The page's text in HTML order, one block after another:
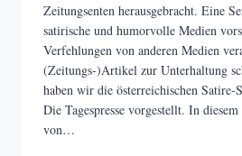
Zeitungsenten herausgebracht. Eine
satirische und humorvolle Medien
Verfehlungen von anderen Medien
(Zeitungs-)Artikel zur Unterhaltung
haben wir die österreichischen Satire-
Die Tagespresse vorgestellt. In
von…